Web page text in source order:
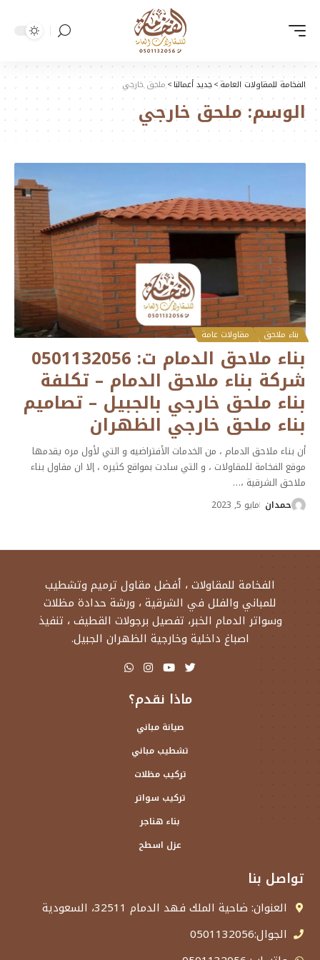
الفخامة للمقاولات العامة>جديد أعمالنا>ملحق خارجي
الوسم: ملحق خارجي
بناء ملاحق مقاولات عامة
بناء ملاحق الدمام ت: 0501132056
شركة بناء ملاحق الدمام – تكلفة
بناء ملحق خارجي بالجبيل – تصاميم
بناء ملحق خارجي الظهران
أن بناء ملاحق الدمام ، من الخدمات الأفتراضيه و التي لأول مره يقدمها
موقع الفخامة للمقاولات ، و التي سادت بمواقع كثيره ، إلا ان مقاول بناء
ملاحق الشرقية ،…
حمدان مايو 5, 2023
الفخامة للمقاولات ، أفضل مقاول ترميم وتشطيب
للمباني والفلل في الشرقية ، ورشة حدادة مظلات
وسواتر الدمام الخبر، تفصيل برجولات القطيف ، تنفيذ
اصباغ داخلية وخارجية الظهران الجبيل.
ماذا نقدم؟
صيانة مباني
تشطيب مباني
تركيب مظلات
تركيب سواتر
بناء هناجر
عزل اسطح
تواصل بنا
العنوان: ضاحية الملك فهد الدمام 32511، السعودية
الجوال:0501132056